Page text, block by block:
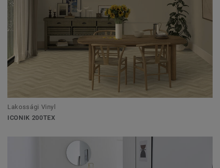
Lakossági Vinyl
ICONIK 200TEX